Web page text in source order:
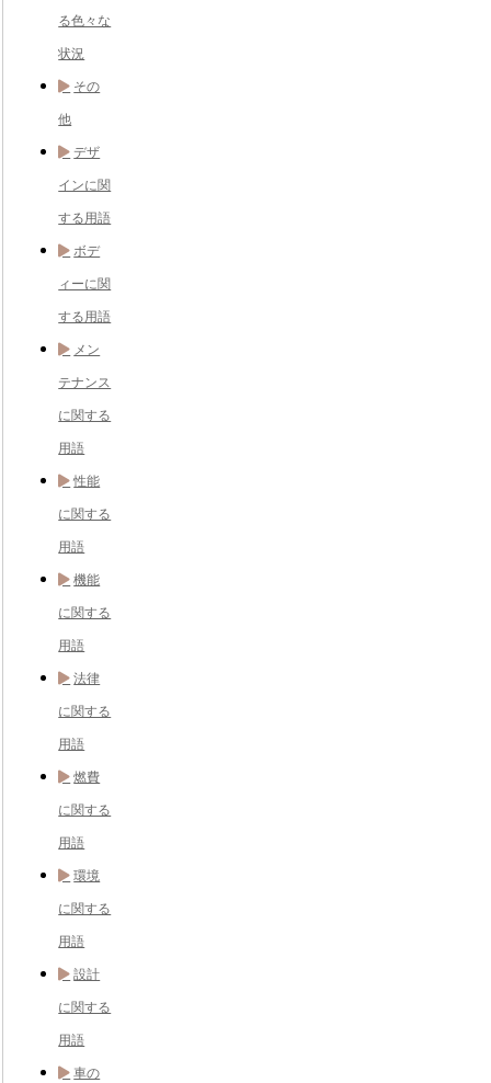
る色々な
状況
その
他
デザ
インに関
する用語
ボデ
ィーに関
する用語
メン
テナンス
に関する
用語
性能
に関する
用語
機能
に関する
用語
法律
に関する
用語
燃費
に関する
用語
環境
に関する
用語
設計
に関する
用語
車の